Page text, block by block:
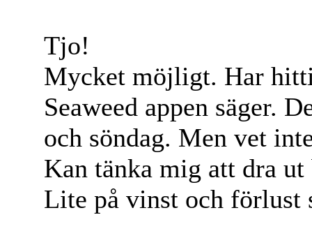
Tjo!
Mycket möjligt. Har
Seaweed appen säger.
och söndag. Men vet
Kan tänka mig att dra ut
Lite på vinst och förlust